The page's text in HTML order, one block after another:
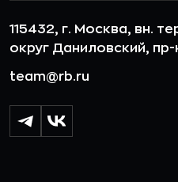
115432, г. Москва, вн.
округ Даниловский,
team@rb.ru